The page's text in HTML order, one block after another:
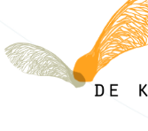
de
inhoud